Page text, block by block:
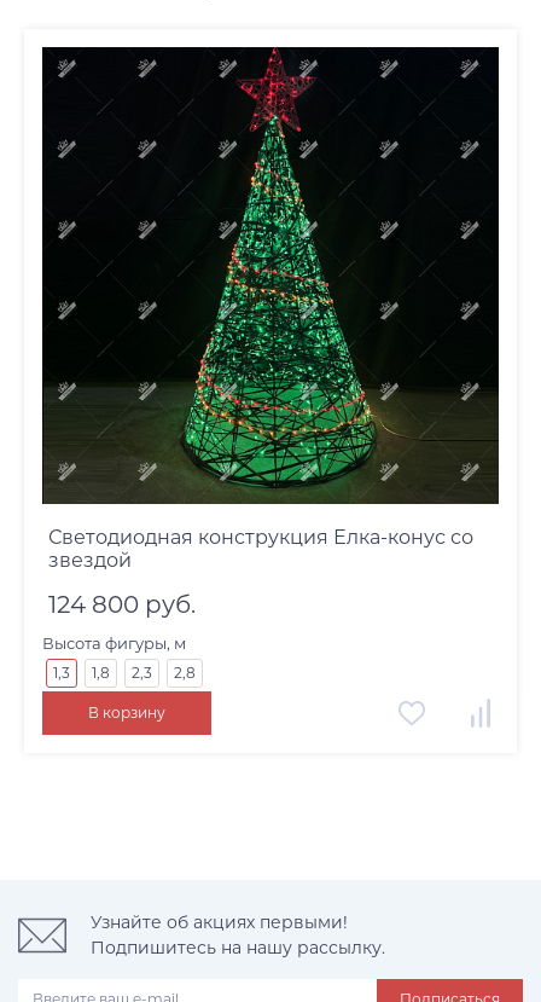
Светодиодная конструкция Елка-конус со
звездой
124 800 руб.
Высота фигуры, м
1,3 1,8 2,3 2,8
В корзину
Узнайте об акциях первыми!
Подпишитесь на нашу рассылку.